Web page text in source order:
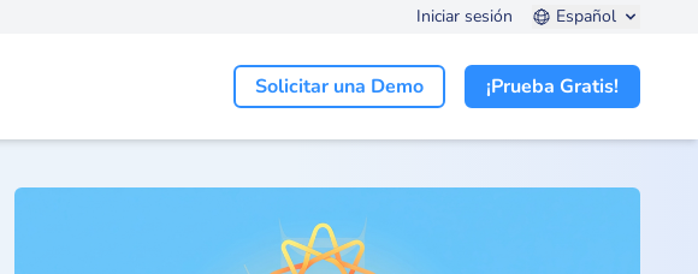
Iniciar sesión Español
Solicitar una Demo ¡Prueba Gratis!